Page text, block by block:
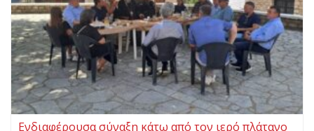
Ενδιαφέρουσα σύναξη κάτω από τον ιερό πλάτανο